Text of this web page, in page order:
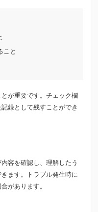
こと
が重要です。チェック欄
録として残すことができ
容を確認し、理解したう
ます。トラブル発生時に
があります。